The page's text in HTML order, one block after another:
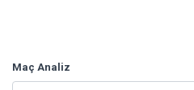
Maç Analiz